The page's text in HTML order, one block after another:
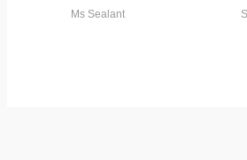
Ms Sealant